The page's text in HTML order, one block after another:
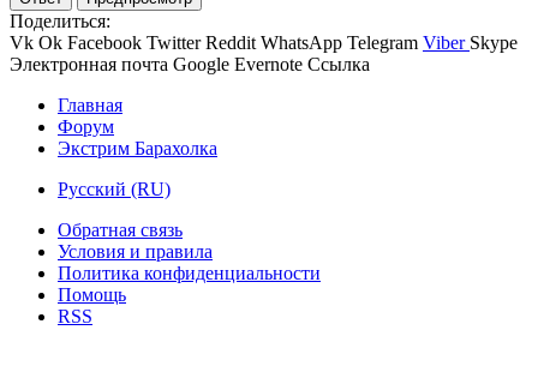
Поделиться:
Vk Ok Facebook Twitter Reddit WhatsApp Telegram Viber Skype
Электронная почта Google Evernote Ссылка
Главная
Форум
Экстрим Барахолка
Русский (RU)
Обратная связь
Условия и правила
Политика конфиденциальности
Помощь
RSS